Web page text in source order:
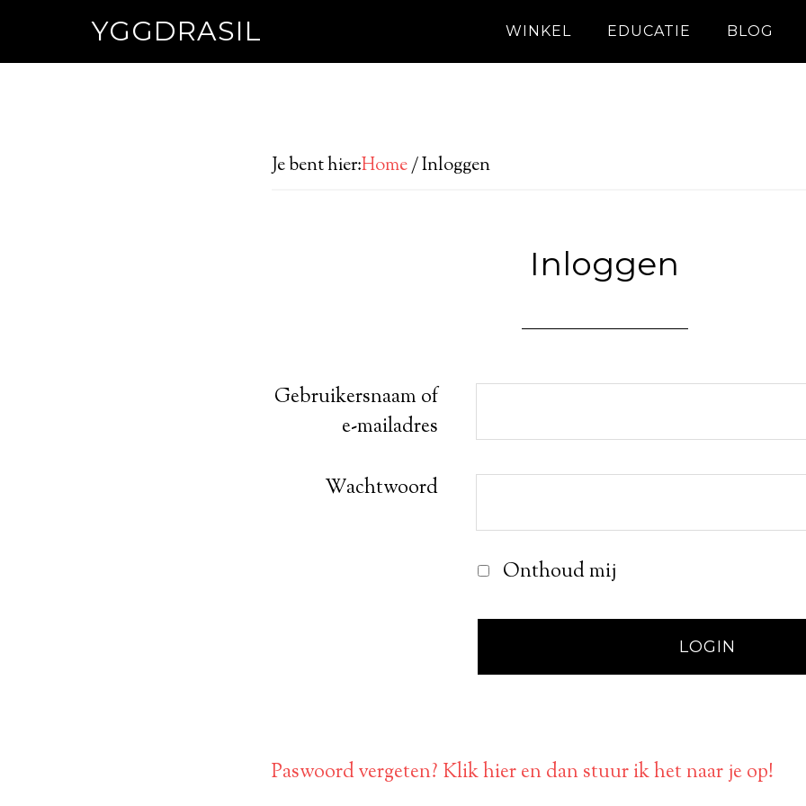
YGGDRASIL WINKEL EDUCATIE BLOG
Je bent hier:Home/Inloggen
Inloggen
Gebruikersnaam of
e-mailadres
Wachtwoord
Onthoud mij
Paswoord vergeten? Klik hier en dan stuur ik het naar je op!